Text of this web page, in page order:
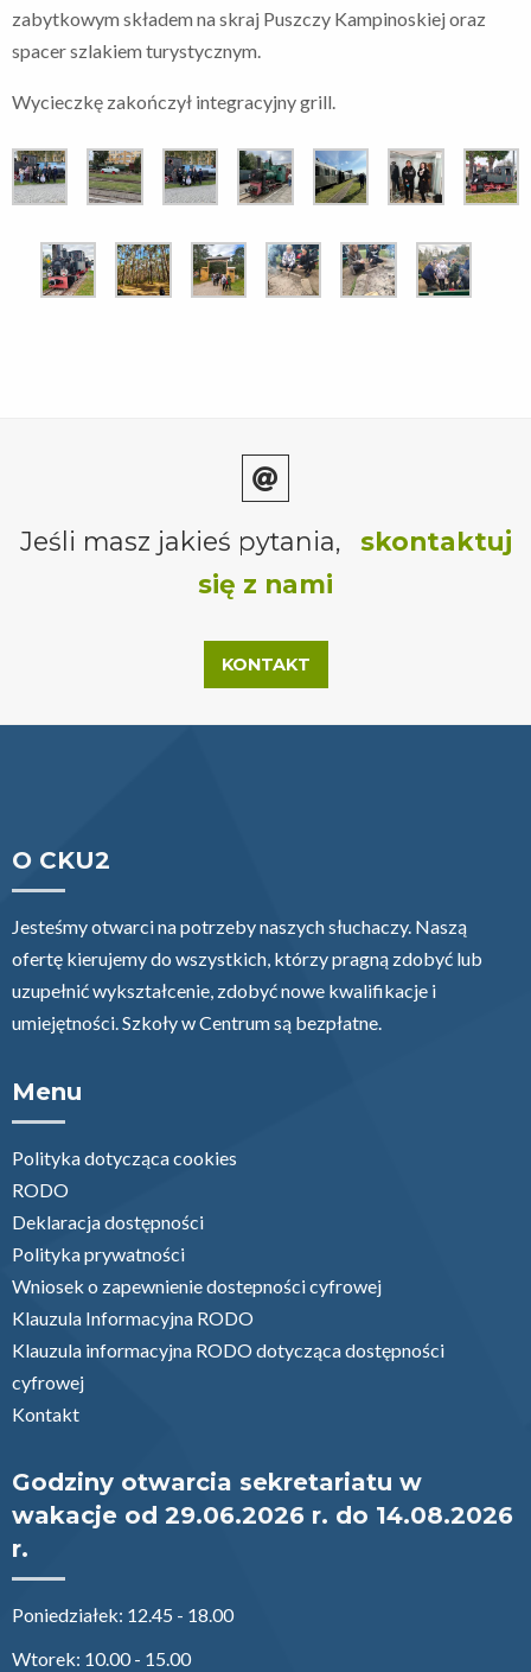
zabytkowym składem na skraj Puszczy Kampinoskiej oraz
spacer szlakiem turystycznym.
Wycieczkę zakończył integracyjny grill.
Jeśli masz jakieś pytania,
skontaktuj
się z nami
KONTAKT
O CKU2
Jesteśmy otwarci na potrzeby naszych słuchaczy. Naszą
ofertę kierujemy do wszystkich, którzy pragną zdobyć lub
uzupełnić wykształcenie, zdobyć nowe kwalifikacje i
umiejętności. Szkoły w Centrum są bezpłatne.
Menu
Polityka dotycząca cookies
RODO
Deklaracja dostępności
Polityka prywatności
Wniosek o zapewnienie dostepności cyfrowej
Klauzula Informacyjna RODO
Klauzula informacyjna RODO dotycząca dostępności
cyfrowej
Kontakt
Godziny otwarcia sekretariatu w
wakacje od 29.06.2026 r. do 14.08.2026
r.
Poniedziałek: 12.45 - 18.00
Wtorek: 10.00 - 15.00